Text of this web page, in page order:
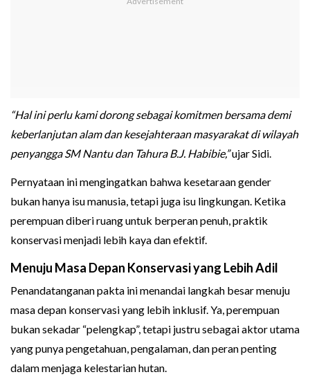
“Hal ini perlu kami dorong sebagai komitmen bersama demi
keberlanjutan alam dan kesejahteraan masyarakat di wilayah
penyangga SM Nantu dan Tahura B.J. Habibie,”ujar Sidi.
Pernyataan ini mengingatkan bahwa kesetaraan gender
bukan hanya isu manusia, tetapi juga isu lingkungan. Ketika
perempuan diberi ruang untuk berperan penuh, praktik
konservasi menjadi lebih kaya dan efektif.
Menuju Masa Depan Konservasi yang Lebih Adil
Penandatanganan pakta ini menandai langkah besar menuju
masa depan konservasi yang lebih inklusif. Ya, perempuan
bukan sekadar “pelengkap”, tetapi justru sebagai aktor utama
yang punya pengetahuan, pengalaman, dan peran penting
dalam menjaga kelestarian hutan.